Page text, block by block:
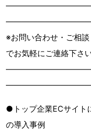
※お問い合わせ・ご相
でお気軽にご連絡下さ
●トップ企業ECサイト
の導入事例